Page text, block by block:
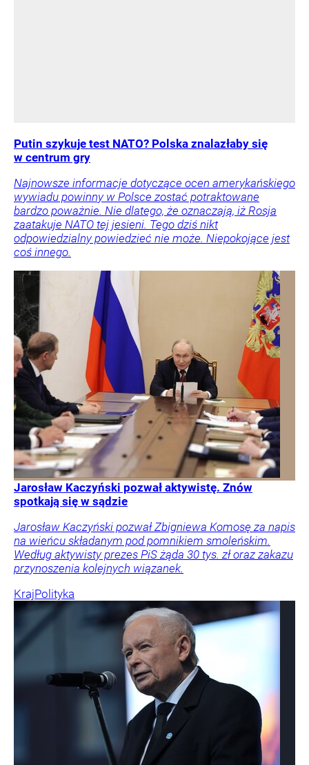
Putin szykuje test NATO? Polska znalazłaby się
w centrum gry
Najnowsze informacje dotyczące ocen amerykańskiego
wywiadu powinny w Polsce zostać potraktowane
bardzo poważnie. Nie dlatego, że oznaczają, iż Rosja
zaatakuje NATO tej jesieni. Tego dziś nikt
odpowiedzialny powiedzieć nie może. Niepokojące jest
coś innego.
Jarosław Kaczyński pozwał aktywistę. Znów
spotkają się w sądzie
Jarosław Kaczyński pozwał Zbigniewa Komosę za napis
na wieńcu składanym pod pomnikiem smoleńskim.
Według aktywisty prezes PiS żąda 30 tys. zł oraz zakazu
przynoszenia kolejnych wiązanek.
KrajPolityka